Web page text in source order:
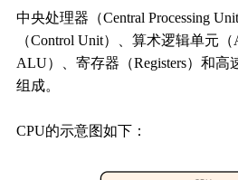
中央处理器（Central Processing
（Control Unit）、算术逻辑单元
ALU）、寄存器（Registers）和高
组成。
CPU的示意图如下：